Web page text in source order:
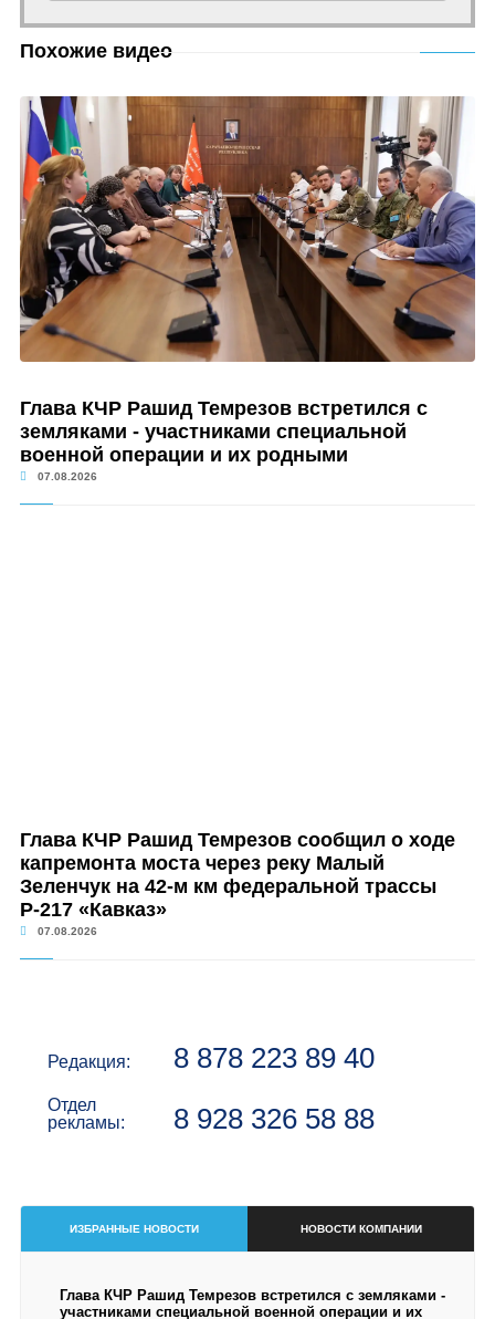
Похожие видео
Глава КЧР Рашид Темрезов встретился с
земляками - участниками специальной
военной операции и их родными
07.08.2026
Глава КЧР Рашид Темрезов сообщил о ходе
капремонта моста через реку Малый
Зеленчук на 42-м км федеральной трассы
Р-217 «Кавказ»
07.08.2026
Редакция: 8 878 223 89 40
Отдел
рекламы:
8 928 326 58 88
ИЗБРАННЫЕ НОВОСТИ НОВОСТИ КОМПАНИИ
Глава КЧР Рашид Темрезов встретился с земляками -
участниками специальной военной операции и их